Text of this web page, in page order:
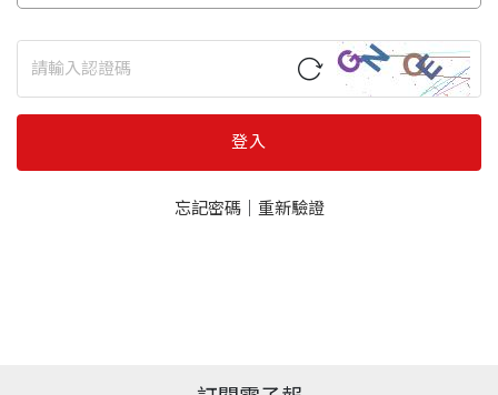
登入
忘記密碼｜ 重新驗證